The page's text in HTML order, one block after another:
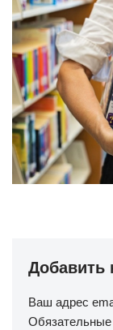
Добавить
Ваш адрес